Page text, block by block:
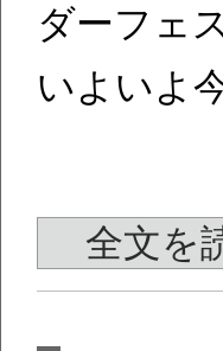
ダーフェ
いよいよ
全文を